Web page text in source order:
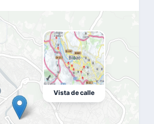
Vista de calle